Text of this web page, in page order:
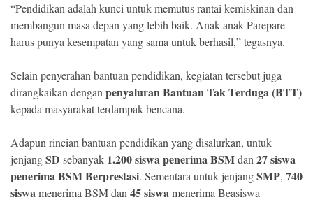
“Pendidikan adalah kunci untuk memutus rantai kemiskinan dan
membangun masa depan yang lebih baik. Anak-anak Parepare
harus punya kesempatan yang sama untuk berhasil,” tegasnya.
Selain penyerahan bantuan pendidikan, kegiatan tersebut juga
dirangkaikan denganpenyaluran Bantuan Tak Terduga (BTT)
kepada masyarakat terdampak bencana.
Adapun rincian bantuan pendidikan yang disalurkan, untuk
jenjangSD sebanyak 1.200 siswa penerima BSMdan27 siswa
penerima BSM Berprestasi. Sementara untuk jenjangSMP, 740
siswamenerima BSM dan45 siswamenerima Beasiswa